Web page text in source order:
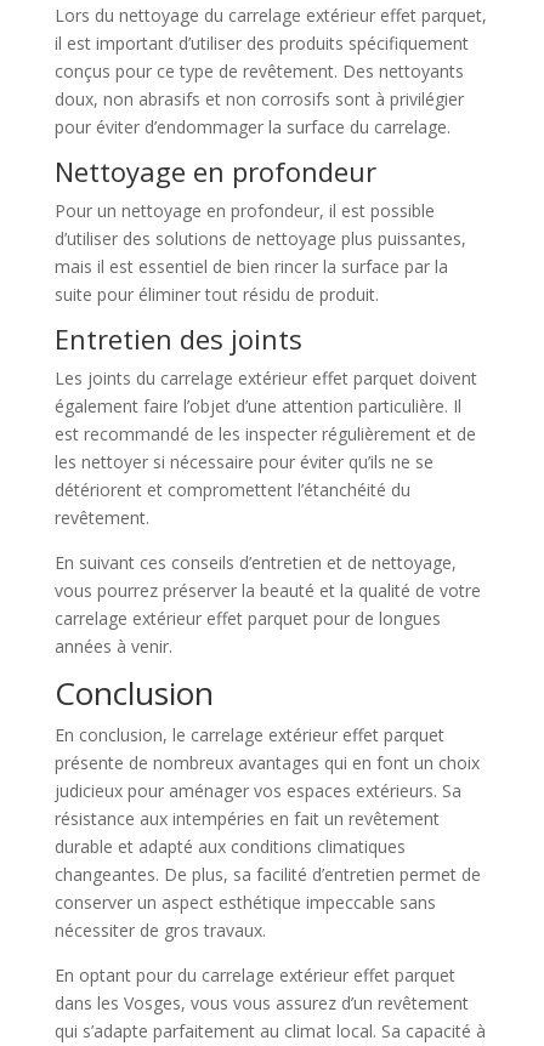
Lors du nettoyage du carrelage extérieur effet parquet,
il est important d’utiliser des produits spécifiquement
conçus pour ce type de revêtement. Des nettoyants
doux, non abrasifs et non corrosifs sont à privilégier
pour éviter d’endommager la surface du carrelage.
Nettoyage en profondeur
Pour un nettoyage en profondeur, il est possible
d’utiliser des solutions de nettoyage plus puissantes,
mais il est essentiel de bien rincer la surface par la
suite pour éliminer tout résidu de produit.
Entretien des joints
Les joints du carrelage extérieur effet parquet doivent
également faire l’objet d’une attention particulière. Il
est recommandé de les inspecter régulièrement et de
les nettoyer si nécessaire pour éviter qu’ils ne se
détériorent et compromettent l’étanchéité du
revêtement.
En suivant ces conseils d’entretien et de nettoyage,
vous pourrez préserver la beauté et la qualité de votre
carrelage extérieur effet parquet pour de longues
années à venir.
Conclusion
En conclusion, le carrelage extérieur effet parquet
présente de nombreux avantages qui en font un choix
judicieux pour aménager vos espaces extérieurs. Sa
résistance aux intempéries en fait un revêtement
durable et adapté aux conditions climatiques
changeantes. De plus, sa facilité d’entretien permet de
conserver un aspect esthétique impeccable sans
nécessiter de gros travaux.
En optant pour du carrelage extérieur effet parquet
dans les Vosges, vous vous assurez d’un revêtement
qui s’adapte parfaitement au climat local. Sa capacité à